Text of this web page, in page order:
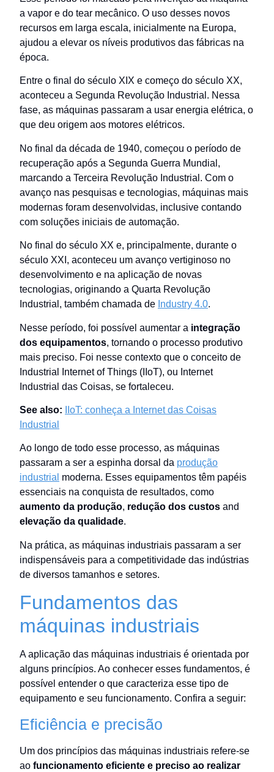
a vapor e do tear mecânico. O uso desses novos
recursos em larga escala, inicialmente na Europa,
ajudou a elevar os níveis produtivos das fábricas na
época.
Entre o final do século XIX e começo do século XX,
aconteceu a Segunda Revolução Industrial. Nessa
fase, as máquinas passaram a usar energia elétrica, o
que deu origem aos motores elétricos.
No final da década de 1940, começou o período de
recuperação após a Segunda Guerra Mundial,
marcando a Terceira Revolução Industrial. Com o
avanço nas pesquisas e tecnologias, máquinas mais
modernas foram desenvolvidas, inclusive contando
com soluções iniciais de automação.
No final do século XX e, principalmente, durante o
século XXI, aconteceu um avanço vertiginoso no
desenvolvimento e na aplicação de novas
tecnologias, originando a Quarta Revolução
Industrial, também chamada de Industry 4.0.
Nesse período, foi possível aumentar a integração
dos equipamentos, tornando o processo produtivo
mais preciso. Foi nesse contexto que o conceito de
Industrial Internet of Things (IIoT), ou Internet
Industrial das Coisas, se fortaleceu.
See also:
IIoT: conheça a Internet das Coisas
Industrial
Ao longo de todo esse processo, as máquinas
passaram a ser a espinha dorsal da produção
industrial moderna. Esses equipamentos têm papéis
essenciais na conquista de resultados, como
aumento da produção, redução dos custos and
elevação da qualidade.
Na prática, as máquinas industriais passaram a ser
indispensáveis para a competitividade das indústrias
de diversos tamanhos e setores.
Fundamentos das
máquinas industriais
A aplicação das máquinas industriais é orientada por
alguns princípios. Ao conhecer esses fundamentos, é
possível entender o que caracteriza esse tipo de
equipamento e seu funcionamento. Confira a seguir:
Eficiência e precisão
Um dos princípios das máquinas industriais refere-se
ao funcionamento eficiente e preciso ao realizar